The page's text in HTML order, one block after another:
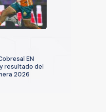
EN
resultado del
2026